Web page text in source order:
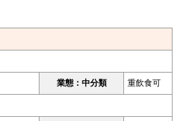
業態：中分類 重飲食可